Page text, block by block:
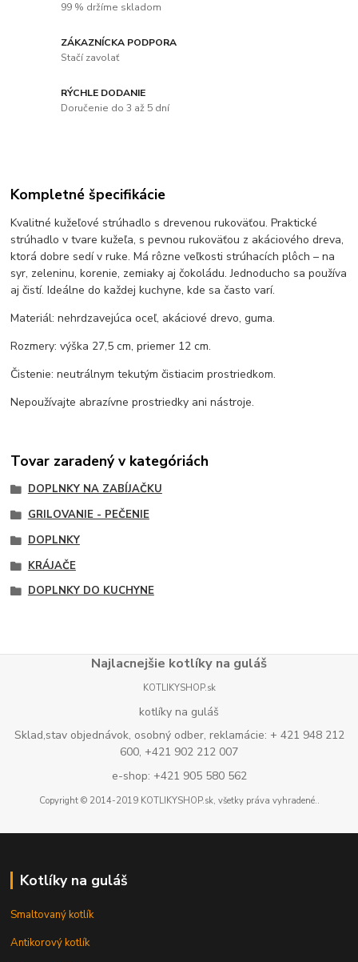
99 % držíme skladom
ZÁKAZNÍCKA PODPORA
Stačí zavolať
RÝCHLE DODANIE
Doručenie do 3 až 5 dní
Kompletné špecifikácie
Kvalitné kužeľové strúhadlo s drevenou rukoväťou. Praktické
strúhadlo v tvare kužeľa, s pevnou rukoväťou z akáciového dreva,
ktorá dobre sedí v ruke. Má rôzne veľkosti strúhacích plôch – na
syr, zeleninu, korenie, zemiaky aj čokoládu. Jednoducho sa používa
aj čistí. Ideálne do každej kuchyne, kde sa často varí.
Materiál: nehrdzavejúca oceľ, akáciové drevo, guma.
Rozmery: výška 27,5 cm, priemer 12 cm.
Čistenie: neutrálnym tekutým čistiacim prostriedkom.
Nepoužívajte abrazívne prostriedky ani nástroje.
Tovar zaradený v kategóriách
DOPLNKY NA ZABÍJAČKU
GRILOVANIE - PEČENIE
DOPLNKY
KRÁJAČE
DOPLNKY DO KUCHYNE
Najlacnejšie kotlíky na guláš
KOTLIKYSHOP.sk
kotlíky na guláš
Sklad,stav objednávok, osobný odber, reklamácie: + 421 948 212
600, +421 902 212 007
e-shop: +421 905 580 562
Copyright © 2014-2019 KOTLIKYSHOP.sk, všetky práva vyhradené..
Kotlíky na guláš
Smaltovaný kotlík
Antikorový kotlík